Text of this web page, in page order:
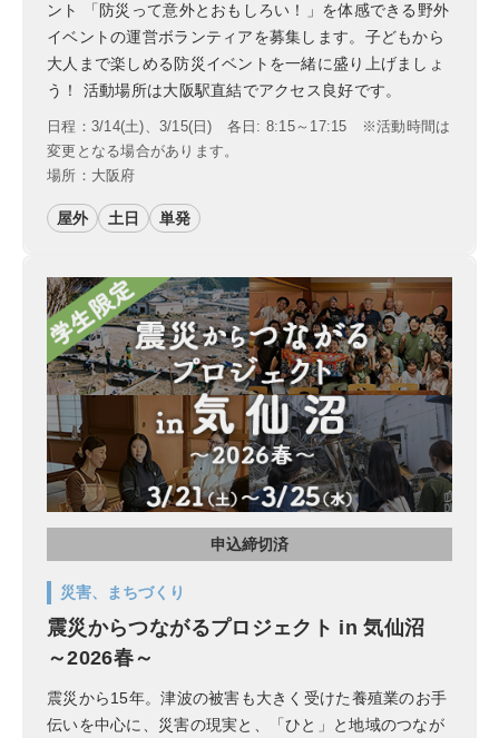
ント 「防災って意外とおもしろい！」を体感できる野外
イベントの運営ボランティアを募集します。子どもから
大人まで楽しめる防災イベントを一緒に盛り上げましょ
う！ 活動場所は大阪駅直結でアクセス良好です。
日程：3/14(土)、3/15(日) 各日: 8:15～17:15 ※活動時間は
変更となる場合があります。
場所：大阪府
屋外 土日 単発
申込締切済
災害、まちづくり
震災からつながるプロジェクト in 気仙沼
～2026春～
震災から15年。津波の被害も大きく受けた養殖業のお手
伝いを中心に、災害の現実と、「ひと」と地域のつなが